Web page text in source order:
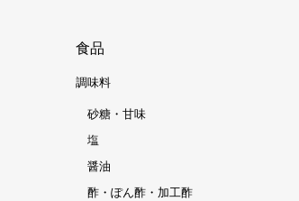
食品
調味料
砂糖・甘味
塩
醤油
酢・ぽん酢・加工酢